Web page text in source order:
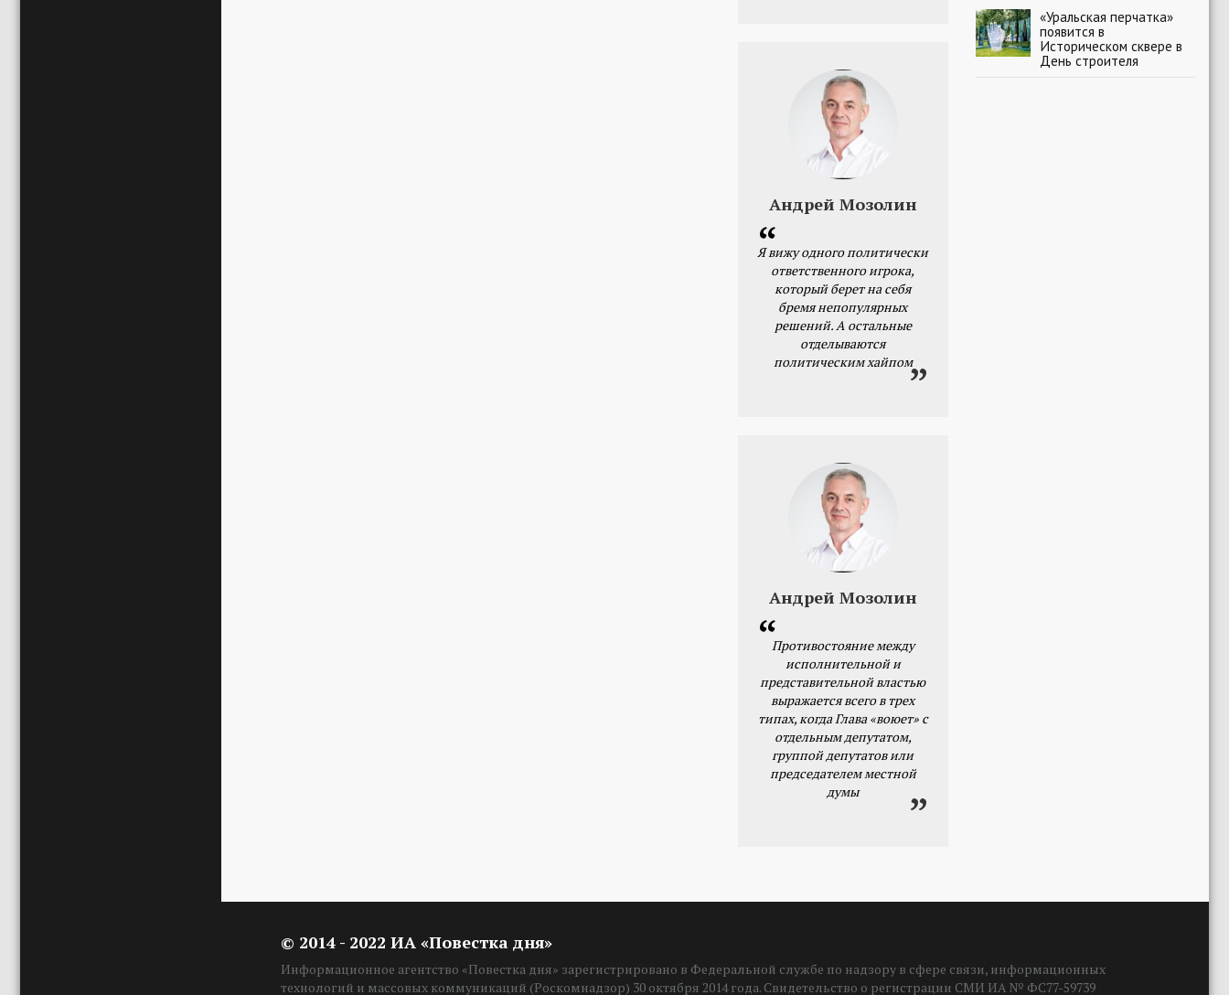
Андрей Мозолин
Я вижу одного политически
ответственного игрока,
который берет на себя
бремя непопулярных
решений. А остальные
отделываются
политическим хайпом
Андрей Мозолин
Противостояние между
исполнительной и
представительной властью
выражается всего в трех
типах, когда Глава «воюет» с
отдельным депутатом,
группой депутатов или
председателем местной
думы
«Уральская перчатка»
появится в
Историческом сквере в
День строителя
© 2014 - 2022 ИА «Повестка дня»
Информационное агентство «Повестка дня» зарегистрировано в Федеральной службе по надзору в сфере связи, информационных
технологий и массовых коммуникаций (Роскомнадзор) 30 октября 2014 года. Свидетельство о регистрации СМИ ИА № ФС77-59739